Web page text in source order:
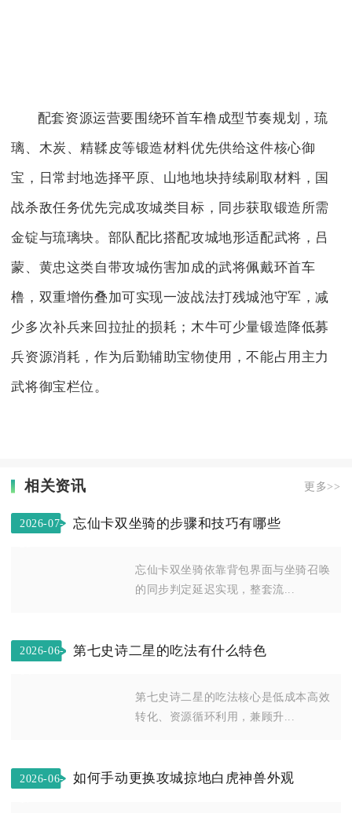
配套资源运营要围绕环首车橹成型节奏规划，琉
璃、木炭、精鞣皮等锻造材料优先供给这件核心御
宝，日常封地选择平原、山地地块持续刷取材料，国
战杀敌任务优先完成攻城类目标，同步获取锻造所需
金锭与琉璃块。部队配比搭配攻城地形适配武将，吕
蒙、黄忠这类自带攻城伤害加成的武将佩戴环首车
橹，双重增伤叠加可实现一波战法打残城池守军，减
少多次补兵来回拉扯的损耗；木牛可少量锻造降低募
兵资源消耗，作为后勤辅助宝物使用，不能占用主力
武将御宝栏位。
相关资讯 更多>>
2026-07-
忘仙卡双坐骑的步骤和技巧有哪些
忘仙卡双坐骑依靠背包界面与坐骑召唤
的同步判定延迟实现，整套流...
2026-06-
第七史诗二星的吃法有什么特色
第七史诗二星的吃法核心是低成本高效
转化、资源循环利用，兼顾升...
2026-06-
如何手动更换攻城掠地白虎神兽外观